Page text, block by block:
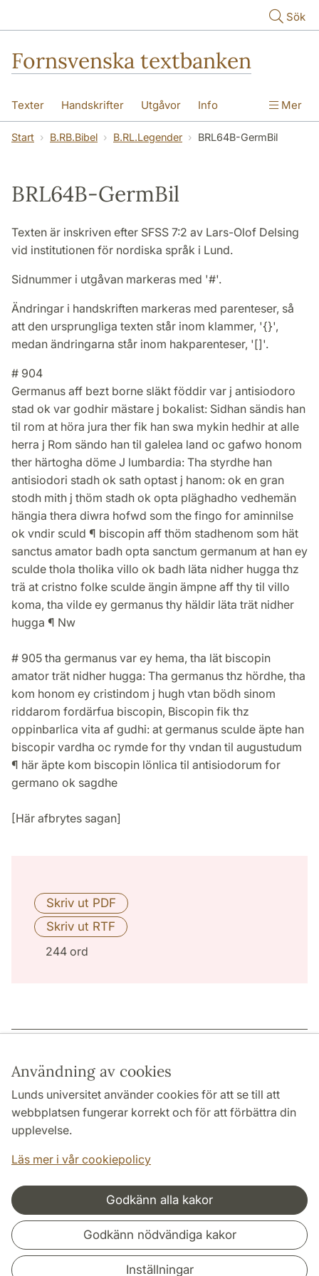
Användning av cookies
Lunds universitet använder cookies för att se till att
webbplatsen fungerar korrekt och för att förbättra din
upplevelse.
Läs mer i vår cookiepolicy
Godkänn alla kakor
Godkänn nödvändiga kakor
Inställningar
Sök
Fornsvenska textbanken
Texter Handskrifter Utgåvor Info Mer
Start B.RB.Bibel B.RL.Legender BRL64B-GermBil
BRL64B-GermBil
Texten är inskriven efter SFSS 7:2 av Lars-Olof Delsing
vid institutionen för nordiska språk i Lund.
Sidnummer i utgåvan markeras med '#'.
Ändringar i handskriften markeras med parenteser, så
att den ursprungliga texten står inom klammer, '{}',
medan ändringarna står inom hakparenteser, '[]'.
# 904
Germanus aff bezt borne släkt föddir var j antisiodoro
stad ok var godhir mästare j bokalist: Sidhan sändis han
til rom at höra jura ther fik han swa mykin hedhir at alle
herra j Rom sändo han til galelea land oc gafwo honom
ther härtogha döme J lumbardia: Tha styrdhe han
antisiodori stadh ok sath optast j hanom: ok en gran
stodh mith j thöm stadh ok opta pläghadho vedhemän
hängia thera diwra hofwd som the fingo for aminnilse
ok vndir sculd ¶ biscopin aff thöm stadhenom som hät
sanctus amator badh opta sanctum germanum at han ey
sculde thola tholika villo ok badh läta nidher hugga thz
trä at cristno folke sculde ängin ämpne aff thy til villo
koma, tha vilde ey germanus thy häldir läta trät nidher
hugga ¶ Nw
# 905 tha germanus var ey hema, tha lät biscopin
amator trät nidher hugga: Tha germanus thz hördhe, tha
kom honom ey cristindom j hugh vtan bödh sinom
riddarom fordärfua biscopin, Biscopin fik thz
oppinbarlica vita af gudhi: at germanus sculde äpte han
biscopir vardha oc rymde for thy vndan til augustudum
¶ här äpte kom biscopin lönlica til antisiodorum for
germano ok sagdhe
[Här afbrytes sagan]
244 ord
HUMANISTISKA OCH TEOLOGISKA FAKULTETERNA
INSTITUTIONER
Samarbeten och nätverk